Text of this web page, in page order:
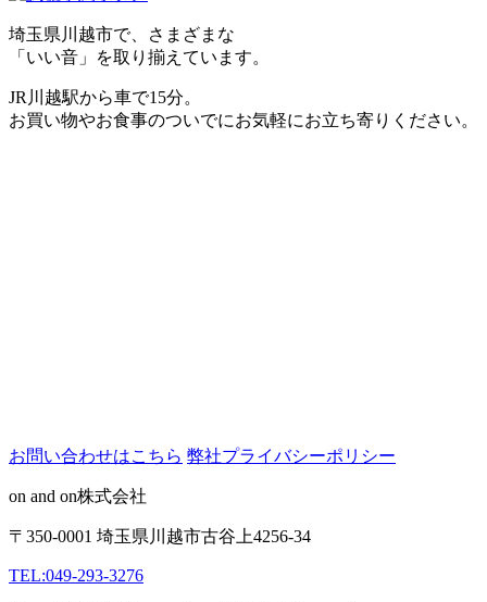
埼玉県川越市で、さまざまな
「いい音」を取り揃えています。
JR川越駅から車で15分。
お買い物やお食事のついでにお気軽にお立ち寄りください。
お問い合わせはこちら 弊社プライバシーポリシー
on and on株式会社
〒350-0001 埼玉県川越市古谷上4256-34
TEL:049-293-3276